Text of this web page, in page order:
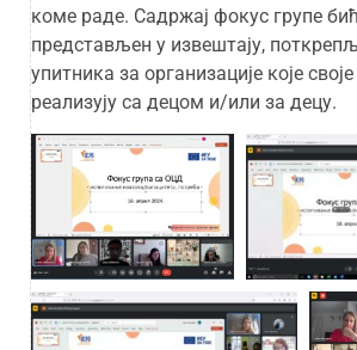
коме раде. Садржај фокус групе
представљен у извештају,
упитника за организације које
реализују са децом и/или за децу.